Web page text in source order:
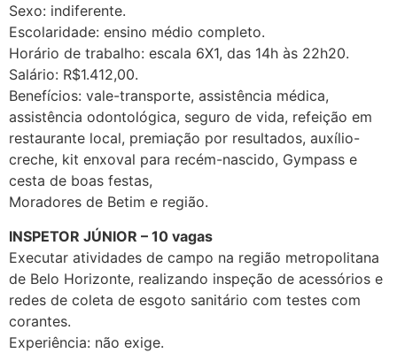
Sexo: indiferente.
Escolaridade: ensino médio completo.
Horário de trabalho: escala 6X1, das 14h às 22h20.
Salário: R$1.412,00.
Benefícios: vale-transporte, assistência médica,
assistência odontológica, seguro de vida, refeição em
restaurante local, premiação por resultados, auxílio-
creche, kit enxoval para recém-nascido, Gympass e
cesta de boas festas,
Moradores de Betim e região.
INSPETOR JÚNIOR – 10 vagas
Executar atividades de campo na região metropolitana
de Belo Horizonte, realizando inspeção de acessórios e
redes de coleta de esgoto sanitário com testes com
corantes.
Experiência: não exige.